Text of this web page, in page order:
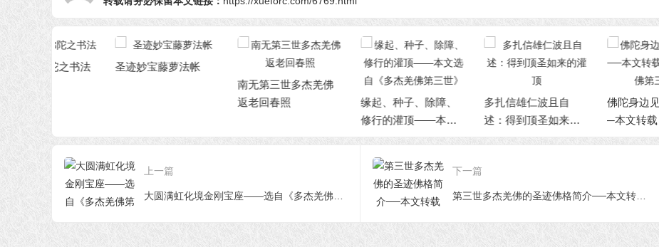
圣迹妙宝藤萝法帐
南无第三世多杰羌佛
返老回春照
缘起、种子、除障、
修行的灌顶——本文
选自《多杰羌佛第三
多扎信雄仁波且自
述：得到顶圣如来的
灌顶
佛陀身边见到的事实─
─本文转载自《多杰羌
佛第三世》
上一篇
大圆满虹化境金刚宝座——选自《多杰羌佛第三世》
下一篇
第三世多杰羌佛的圣迹佛格简介──本文转载自《多杰羌佛第三世》